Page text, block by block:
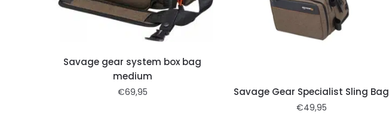
Savage gear system box bag
medium
€69,95 Savage Gear Specialist Sling Bag
€49,95